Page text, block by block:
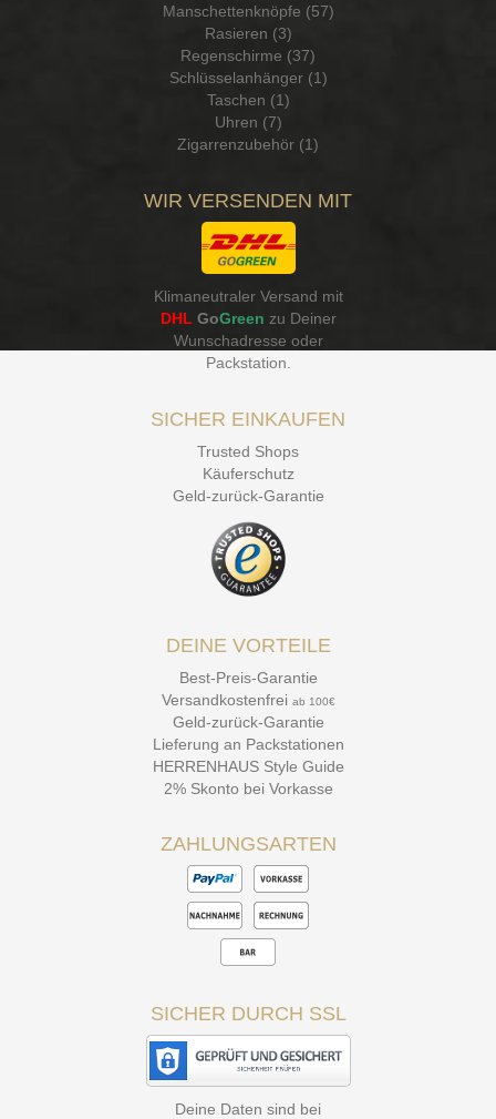
Manschettenknöpfe (57)
Rasieren (3)
Regenschirme (37)
Schlüsselanhänger (1)
Taschen (1)
Uhren (7)
Zigarrenzubehör (1)
WIR VERSENDEN MIT
Klimaneutraler Versand mit
DHL GoGreen zu Deiner
Wunschadresse oder
Packstation.
SICHER EINKAUFEN
Trusted Shops
Käuferschutz
Geld-zurück-Garantie
DEINE VORTEILE
Best-Preis-Garantie
Versandkostenfrei ab 100€
Geld-zurück-Garantie
Lieferung an Packstationen
HERRENHAUS Style Guide
2% Skonto bei Vorkasse
ZAHLUNGSARTEN
SICHER DURCH SSL
Deine Daten sind bei